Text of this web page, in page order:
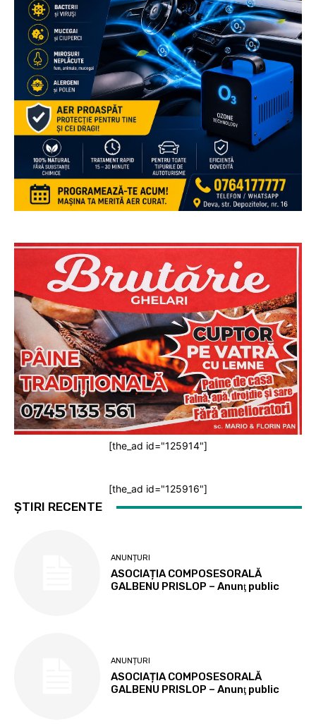
[the_ad id="125914"]
[the_ad id="125916"]
ȘTIRI RECENTE
ANUNȚURI
ASOCIAȚIA COMPOSESORALĂ
GALBENU PRISLOP – Anunţ public
ANUNȚURI
ASOCIAȚIA COMPOSESORALĂ
GALBENU PRISLOP – Anunţ public